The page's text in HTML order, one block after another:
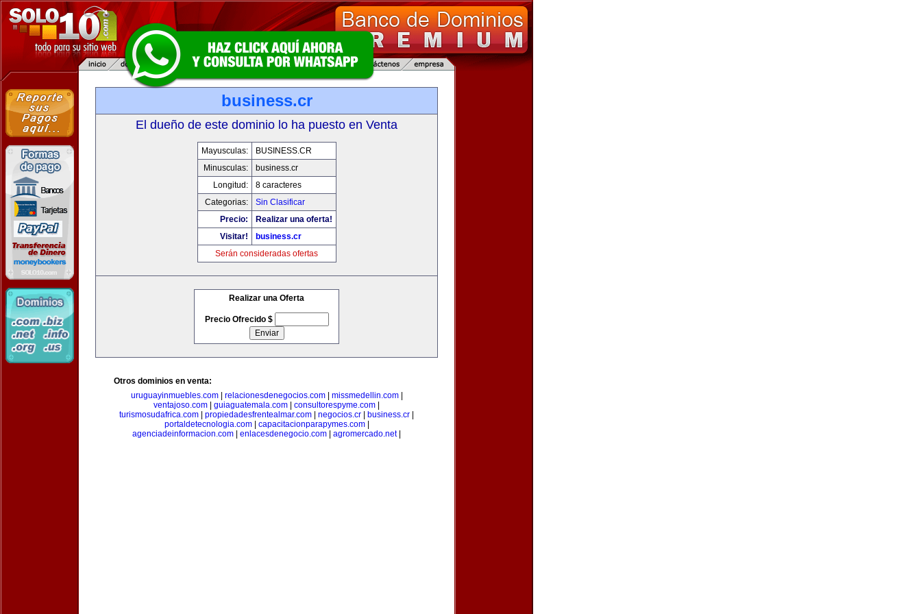
business.cr
El dueño de este dominio lo ha puesto en Venta
Mayusculas:
BUSINESS.CR
Minusculas:
business.cr
Longitud:
8 caracteres
Categorias:
Sin Clasificar
Precio:
Realizar una oferta!
Visitar!
business.cr
Serán consideradas ofertas
Realizar una Oferta
Precio Ofrecido $
Otros dominios en venta:
uruguayinmuebles.com| relacionesdenegocios.com| missmedellin.com|
ventajoso.com
guiaguatemala.com consultorespyme.com
turismosudafrica.com
propiedadesfrentealmar.com negocios.cr business.cr
portaldetecnologia.com| capacitacionparapymes.com|
agenciadeinformacion.com
enlacesdenegocio.com agromercado.net|